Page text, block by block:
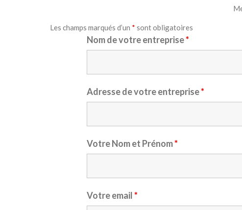
Les champs marqués d’un * sont obligatoires
Nom de votre entreprise*
Adresse de votre entreprise*
Votre Nom et Prénom*
Votre email*